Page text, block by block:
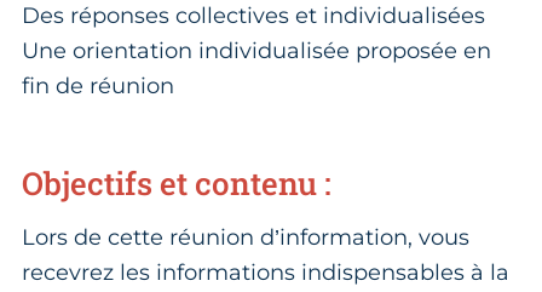
Des réponses collectives et individualisées
Une orientation individualisée proposée en
fin de réunion
Objectifs et contenu :
Lors de cette réunion d’information, vous
recevrez les informations indispensables à la